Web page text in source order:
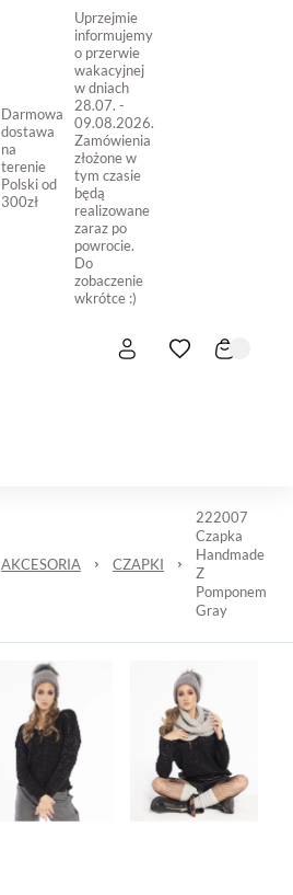
Darmowa
dostawa
na
terenie
Polski od
300zł
Uprzejmie
informujemy
o przerwie
wakacyjnej
w dniach
28.07. -
09.08.2026.
Zamówienia
złożone w
tym czasie
będą
realizowane
zaraz po
powrocie.
Do
zobaczenie
wkrótce :)
AKCESORIA CZAPKI
222007
Czapka
Handmade
Z
Pomponem
Gray